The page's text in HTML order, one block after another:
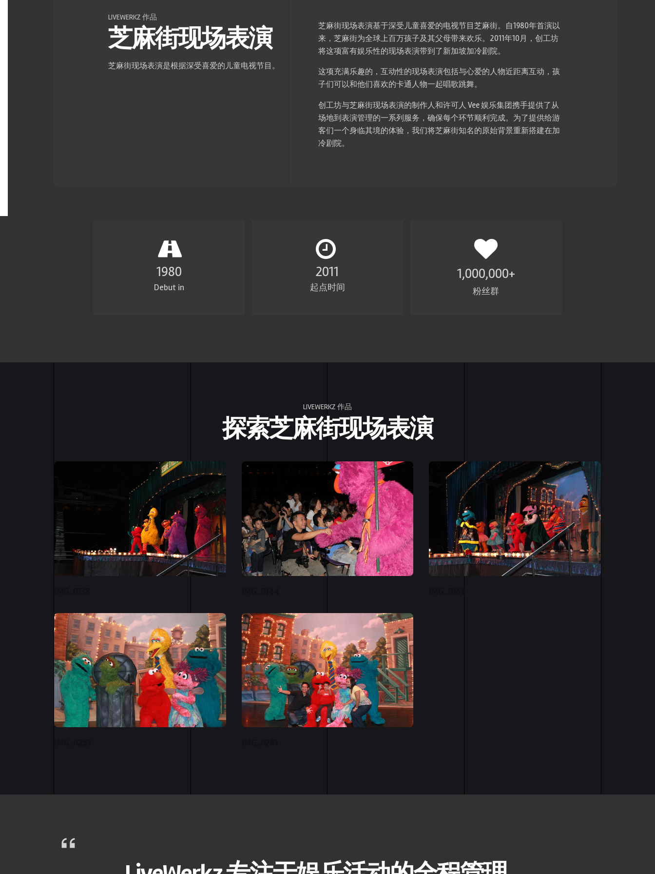
LIVEWERKZ 作品
芝麻街现场表演
芝麻街现场表演是根据深受喜爱的儿童电视节目。
芝麻街现场表演基于深受儿童喜爱的电视节目芝麻街。自1980年首演以
来，芝麻街为全球上百万孩子及其父母带来欢乐。2011年10月，创工坊
将这项富有娱乐性的现场表演带到了新加坡加冷剧院。
这项充满乐趣的，互动性的现场表演包括与心爱的人物近距离互动，孩
子们可以和他们喜欢的卡通人物一起唱歌跳舞。
创工坊与芝麻街现场表演的制作人和许可人 Vee 娱乐集团携手提供了从
场地到表演管理的一系列服务，确保每个环节顺利完成。为了提供给游
客们一个身临其境的体验，我们将芝麻街知名的原始背景重新搭建在加
冷剧院。
1980
Debut in
2011
起点时间
1,000,000+
粉丝群
LIVEWERKZ 作品
探索芝麻街现场表演